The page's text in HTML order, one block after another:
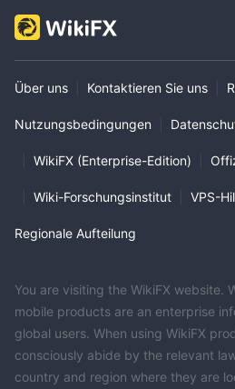
Über uns Kontaktieren Sie uns
Nutzungsbedingungen
WikiFX (Enterprise-Edition)
Wiki-Forschungsinstitut VPS-
Regionale Aufteilung
You are visiting the WikiFX website.
mobile products are an enterprise
global users. When using WikiFX
consciously abide by the relevant
country and region where they are